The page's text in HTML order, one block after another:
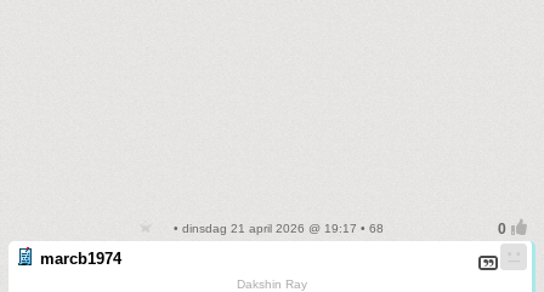
• dinsdag 21 april 2026 @ 19:17 • 68
marcb1974
Dakshin Ray